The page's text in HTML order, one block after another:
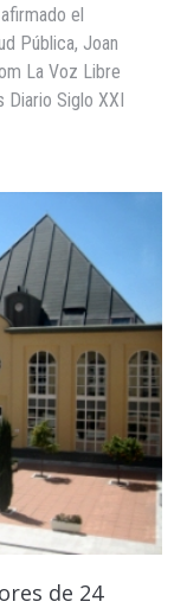
el
Pública, Joan
La Voz Libre
Siglo XXI
de 24